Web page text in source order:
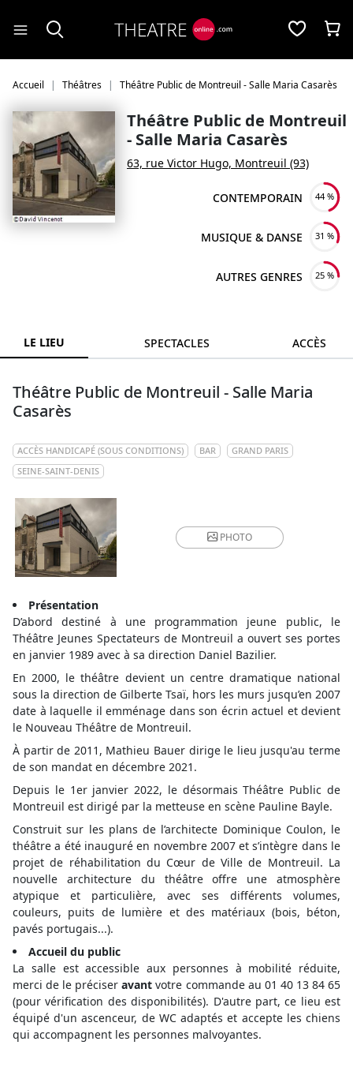
Accueil Théâtres Théâtre Public de Montreuil - Salle Maria Casarès
Théâtre Public de Montreuil
- Salle Maria Casarès
63, rue Victor Hugo, Montreuil (93)
CONTEMPORAIN 44 %
MUSIQUE & DANSE 31 %
AUTRES GENRES 25 %
LE LIEU SPECTACLES ACCÈS
Théâtre Public de Montreuil - Salle Maria
Casarès
ACCÈS HANDICAPÉ (SOUS CONDITIONS) BAR
GRAND PARIS
SEINE-SAINT-DENIS
PHOTO
Présentation
D’abord destiné à une programmation jeune public, le
Théâtre Jeunes Spectateurs de Montreuil a ouvert ses portes
en janvier 1989 avec à sa direction Daniel Bazilier.
En 2000, le théâtre devient un centre dramatique national
sous la direction de Gilberte Tsaï, hors les murs jusqu’en 2007
date à laquelle il emménage dans son écrin actuel et devient
le Nouveau Théâtre de Montreuil.
À partir de 2011, Mathieu Bauer dirige le lieu jusqu'au terme
de son mandat en décembre 2021.
Depuis le 1er janvier 2022, le désormais Théâtre Public de
Montreuil est dirigé par la metteuse en scène Pauline Bayle.
Construit sur les plans de l’architecte Dominique Coulon, le
théâtre a été inauguré en novembre 2007 et s’intègre dans le
projet de réhabilitation du Cœur de Ville de Montreuil. La
nouvelle architecture du théâtre offre une atmosphère
atypique et particulière, avec ses différents volumes,
couleurs, puits de lumière et des matériaux (bois, béton,
pavés portugais...).
Accueil du public
La salle est accessible aux personnes à mobilité réduite,
merci de le préciseravant votre commande au 01 40 13 84 65
(pour vérification des disponibilités). D'autre part, ce lieu est
équipé d'un ascenceur, de WC adaptés et accepte les chiens
qui accompagnent les personnes malvoyantes.